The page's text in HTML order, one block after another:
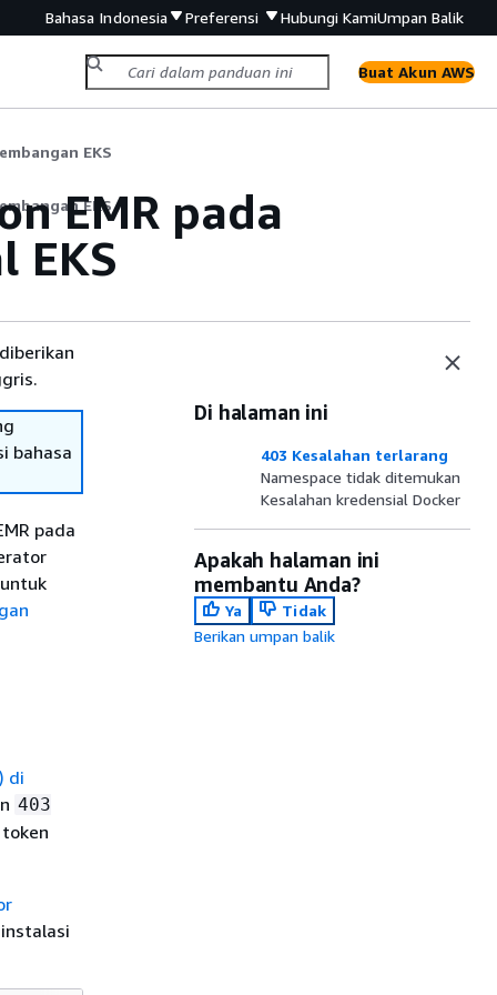
Bahasa Indonesia Preferensi Hubungi KamiUmpan Balik
Buat Akun AWS
EKS
EKS
EMR pada
EKS
bahasa
pada
di
403
Di halaman ini
403 Kesalahan terlarang
Namespace tidak ditemukan
Kesalahan kredensial Docker
Apakah halaman ini
membantu Anda?
Ya
Tidak
Berikan umpan balik